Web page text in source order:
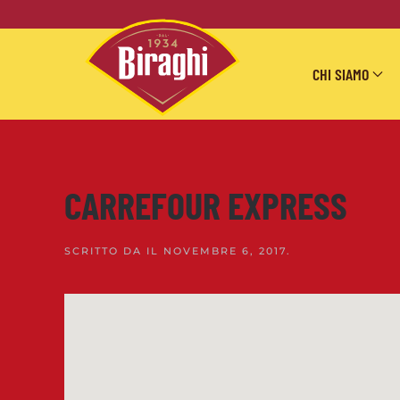
Skip to main content
CHI SIAMO
CARREFOUR EXPRESS
SCRITTO DA IL NOVEMBRE 6, 2017.